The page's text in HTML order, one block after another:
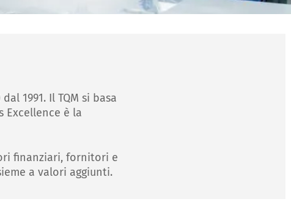
1991. Il TQM si basa
Excellence è la
finanziari, fornitori e
a valori aggiunti.